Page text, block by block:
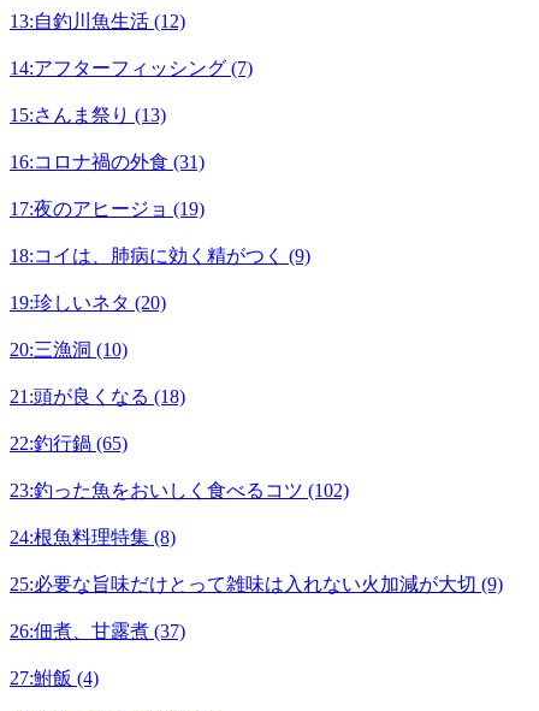
13:自釣川魚生活 (12)
14:アフターフィッシング (7)
15:さんま祭り (13)
16:コロナ禍の外食 (31)
17:夜のアヒージョ (19)
18:コイは、肺病に効く精がつく (9)
19:珍しいネタ (20)
20:三漁洞 (10)
21:頭が良くなる (18)
22:釣行鍋 (65)
23:釣った魚をおいしく食べるコツ (102)
24:根魚料理特集 (8)
25:必要な旨味だけとって雑味は入れない火加減が大切 (9)
26:佃煮、甘露煮 (37)
27:鮒飯 (4)